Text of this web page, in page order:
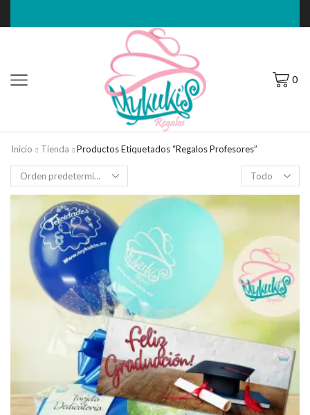
0
Inicio Tienda
Productos Etiquetados “Regalos Profesores”
Filas
por
página